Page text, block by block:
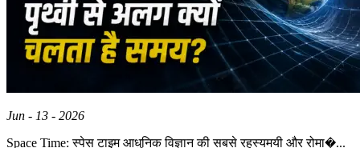
Jun - 13 - 2026
Space Time: स्पेस टाइम आधुनिक विज्ञान की सबसे रहस्यमयी और रोमा�...